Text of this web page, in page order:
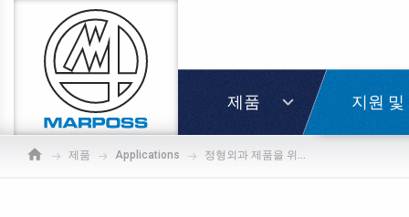
제품 지원
제품 Applications 정형외과 제품을 위한 내경 및 외경 나사산 형상 기능 검사